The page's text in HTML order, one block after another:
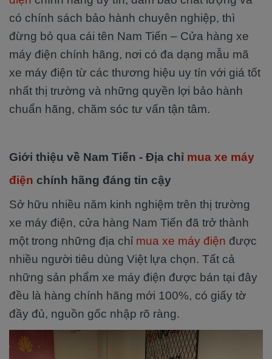
có chính sách bảo hành chuyên nghiệp, thì
đừng bỏ qua cái tên Nam Tiến – Cửa hàng xe
máy điện chính hãng, nơi có đa dạng mẫu mã
xe máy điện từ các thương hiệu uy tín với giá tốt
nhất thị trường và những quyền lợi bảo hành
chuẩn hãng, chăm sóc tư vấn tận tâm.
Giới thiệu về Nam Tiến - Địa chỉ mua xe máy
điện chính hãng đáng tin cậy
Sở hữu nhiều năm kinh nghiệm trên thị trường
xe máy điện, cửa hàng Nam Tiến đã trở thành
một trong những địa chỉ mua xe máy điện được
nhiều người tiêu dùng Việt lựa chọn. Tất cả
những sản phẩm xe máy điện được bán tại đây
đều là hàng chính hãng mới 100%, có giấy tờ
đầy đủ, nguồn gốc nhập rõ ràng.